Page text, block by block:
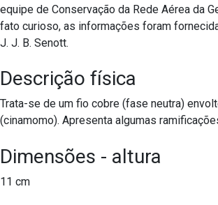
equipe de Conservação da Rede Aérea da
fato curioso, as informações foram
J. J. B. Senott.
Descrição física
Trata-se de um fio cobre (fase neutra)
(cinamomo). Apresenta algumas
Dimensões - altura
11 cm